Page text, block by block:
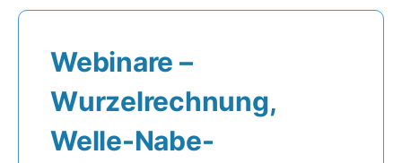
Webinare –
Wurzelrechnung,
Welle-Nabe-